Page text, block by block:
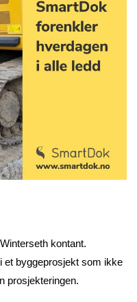
kontant.
et byggeprosjekt som ikke
prosjekteringen.